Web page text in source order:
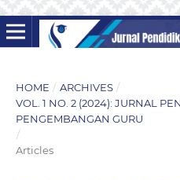
HOME / ARCHIVES /
VOL. 1 NO. 2 (2024): JURNAL
PENGEMBANGAN GURU
/
Articles